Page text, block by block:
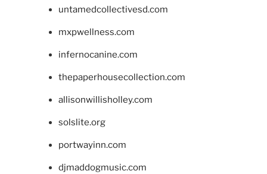
untamedcollectivesd.com
mxpwellness.com
infernocanine.com
thepaperhousecollection.com
allisonwillisholley.com
solslite.org
portwayinn.com
djmaddogmusic.com